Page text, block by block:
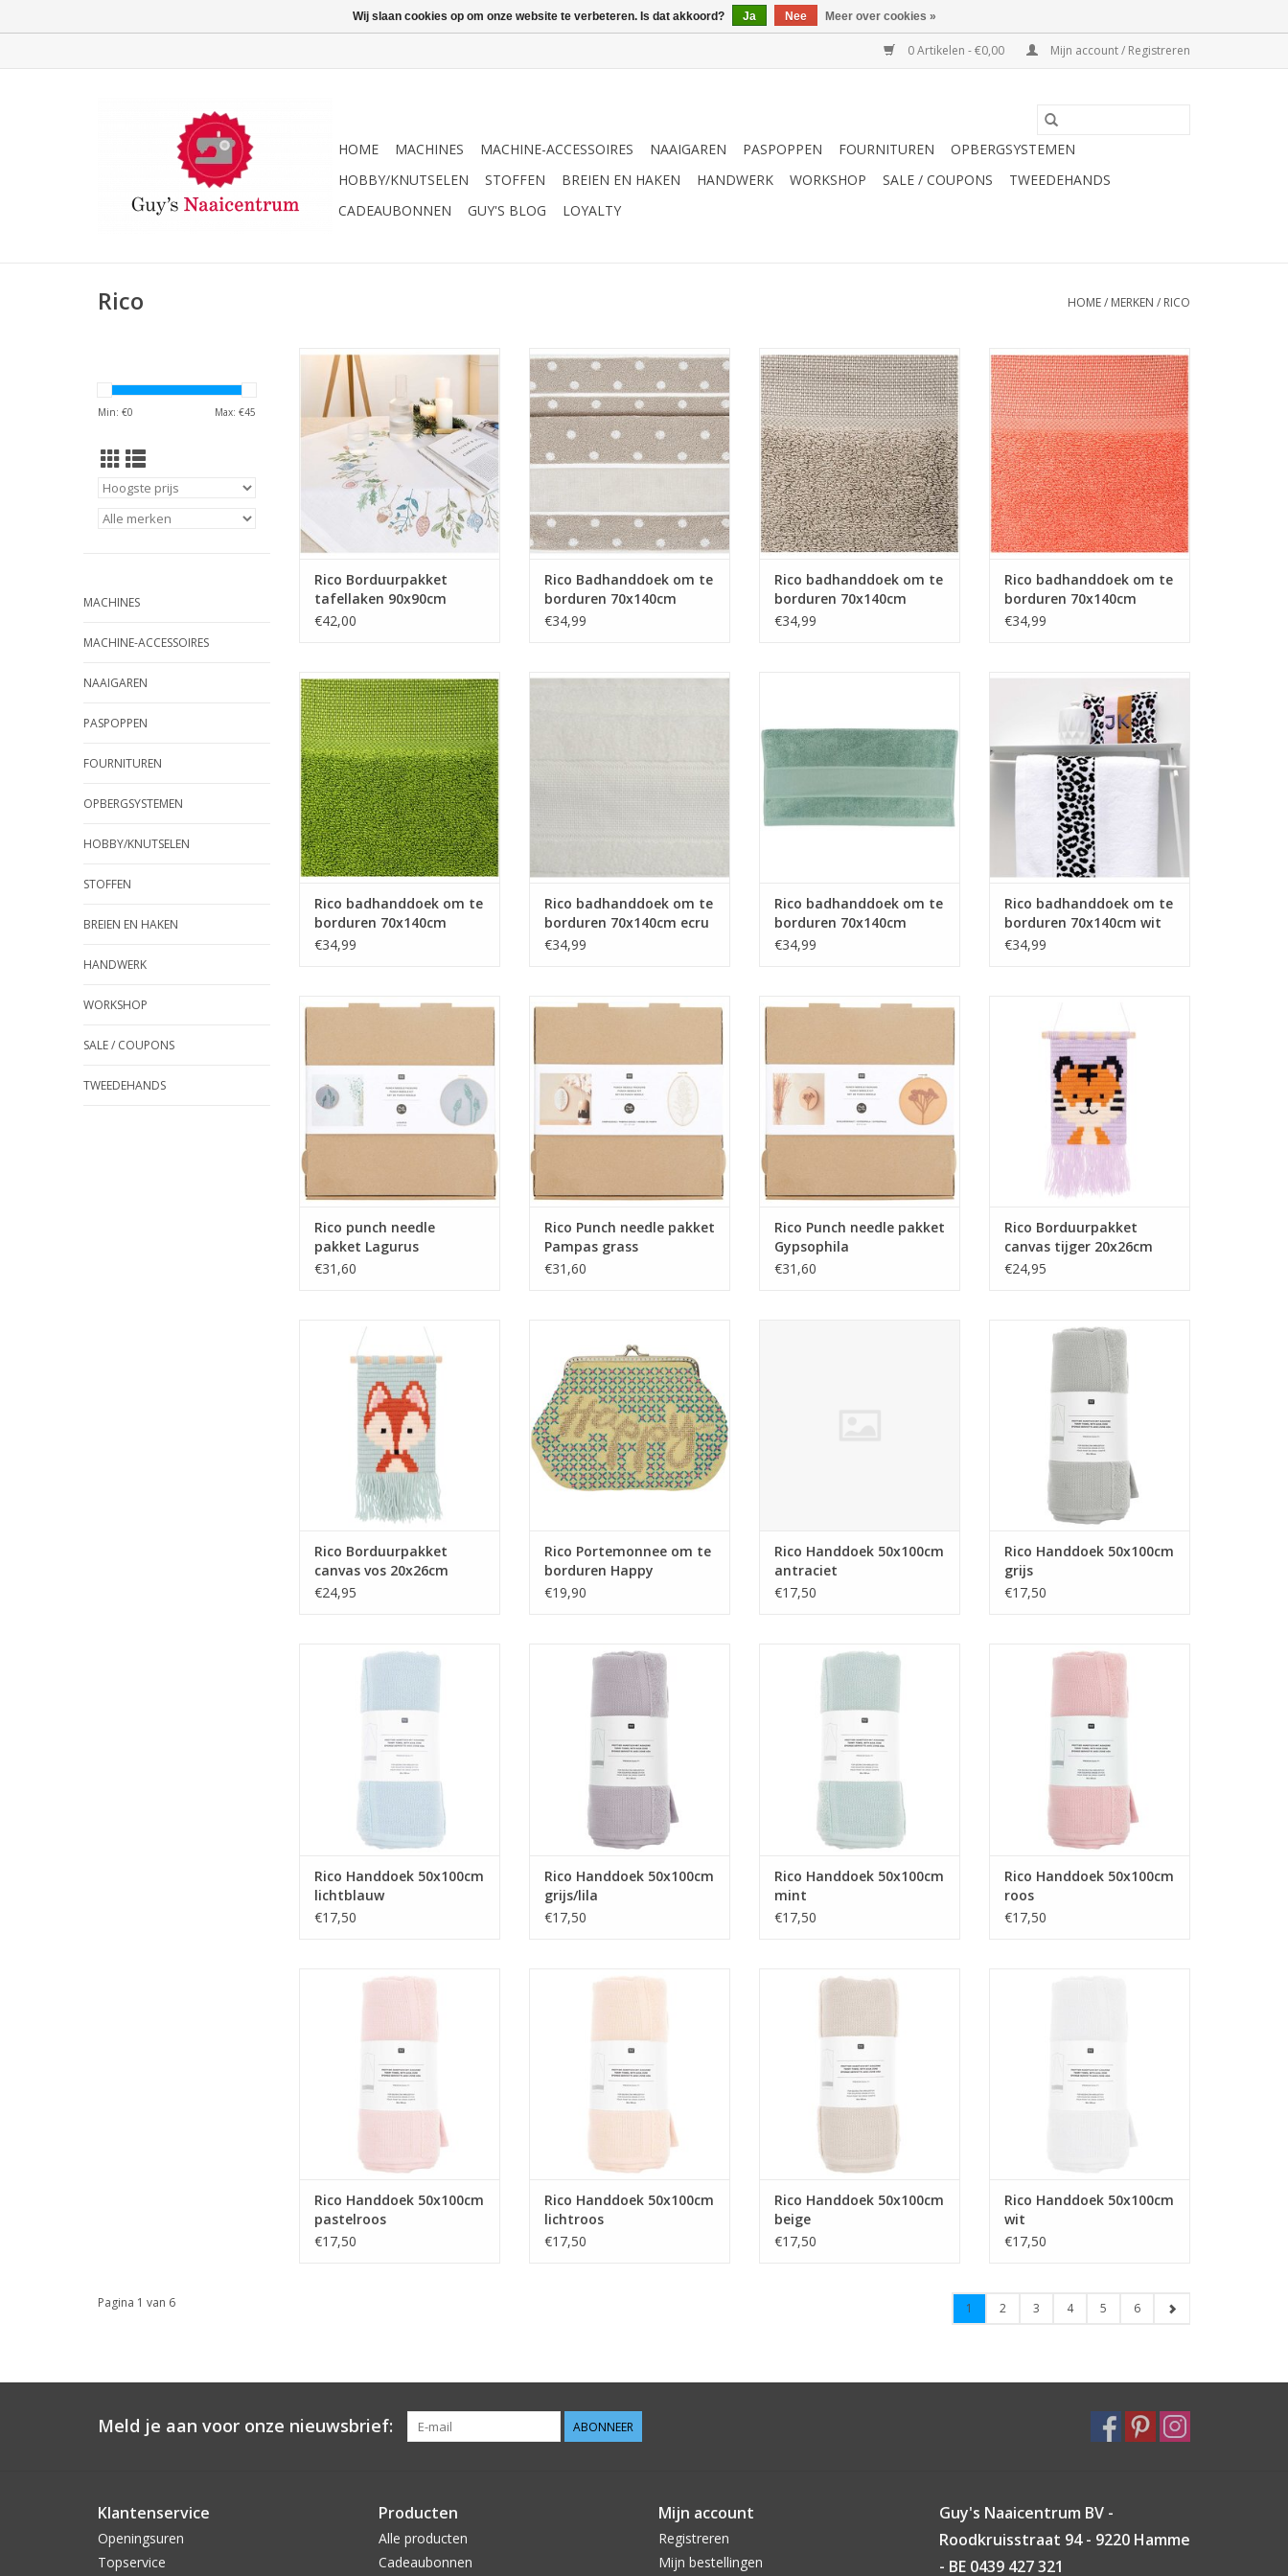
0 Artikelen - €0,00 Mijn account / Registreren
HOME MACHINES MACHINE-ACCESSOIRES NAAIGAREN PASPOPPEN FOURNITUREN
OPBERGSYSTEMEN
HOBBY/KNUTSELEN
STOFFEN BREIEN EN HAKEN HANDWERK WORKSHOP SALE / COUPONS
TWEEDEHANDS
CADEAUBONNEN
GUY'S BLOG LOYALTY
Rico HOME/ MERKEN / RICO
Min: €0 Max: €45
MACHINES
MACHINE-ACCESSOIRES
NAAIGAREN
PASPOPPEN
FOURNITUREN
OPBERGSYSTEMEN
HOBBY/KNUTSELEN
STOFFEN
BREIEN EN HAKEN
HANDWERK
WORKSHOP
SALE / COUPONS
TWEEDEHANDS
Rico Borduurpakket tafellaken
Rico Borduurpakket
tafellaken 90x90cm
€42,00
Rico Badhanddoek om te
borduren 70x140cm beige met
bolletjes
TOEVOEGEN AAN WINKELWAGEN
Rico Badhanddoek om te
borduren 70x140cm
beige met bolletjes
€34,99
Rico badhanddoek om te
borduren 70x140cm beige
Rico badhanddoek om te
borduren 70x140cm
beige
€34,99
Rico badhanddoek om te
borduren 70x140cm koraalkleur
TOEVOEGEN AAN WINKELWAGEN
Rico badhanddoek om te
borduren 70x140cm
koraalkleur
€34,99
Rico badhanddoek om te
borduren 70x140cm groen
TOEVOEGEN AAN WINKELWAGEN
Rico badhanddoek om te
borduren 70x140cm
groen
€34,99
Rico badhanddoek om te
Rico badhanddoek om te
borduren 70x140cm ecru
€34,99
TOEVOEGEN AAN WINKELWAGEN
Rico badhanddoek om te
borduren 70x140cm
muntgroen
€34,99
borduren 70x140cm wit
Rico badhanddoek om te
borduren 70x140cm wit
€34,99
Rico punch needle pakket
Rico punch needle
pakket Lagurus
€31,60
Rico Punch needle pakket
Rico Punch needle pakket
Pampas grass
€31,60
Rico Punch needle pakket
Rico Punch needle pakket
Gypsophila
€31,60
TOEVOEGEN AAN WINKELWAGEN
Rico Borduurpakket
canvas tijger 20x26cm
€24,95
TOEVOEGEN AAN WINKELWAGEN
Rico Borduurpakket
canvas vos 20x26cm
€24,95
borduren Happy
TOEVOEGEN AAN WINKELWAGEN
Rico Portemonnee om te
borduren Happy
€19,90
Rico Handdoek 50x100cm
antraciet
€17,50
Rico Handdoek 50x100cm grijs
TOEVOEGEN AAN WINKELWAGEN
Rico Handdoek 50x100cm
grijs
€17,50
Rico Handdoek 50x100cm
Rico Handdoek 50x100cm
lichtblauw
€17,50
Rico Handdoek 50x100cm
grijs/lila
TOEVOEGEN AAN WINKELWAGEN
Rico Handdoek 50x100cm
grijs/lila
€17,50
Rico Handdoek 50x100cm mint
Rico Handdoek 50x100cm
mint
€17,50
Rico Handdoek 50x100cm roos
Rico Handdoek 50x100cm
roos
€17,50
Rico Handdoek 50x100cm
Rico Handdoek 50x100cm
pastelroos
€17,50
Rico Handdoek 50x100cm
Rico Handdoek 50x100cm
lichtroos
€17,50
Rico Handdoek 50x100cm beige
Rico Handdoek 50x100cm
beige
€17,50
Rico Handdoek 50x100cm
wit
€17,50
Pagina 1 van 6 1 2 3 4 5 6
Meld je aan voor onze nieuwsbrief: ABONNEER
Klantenservice
Openingsuren
Topservice
Producten
Alle producten
Cadeaubonnen
Mijn account
Registreren
Mijn bestellingen
Guy's Naaicentrum BV -
Roodkruisstraat 94 - 9220 Hamme
- BE 0439 427 321
Wij slaan cookies op om onze website te verbeteren. Is dat akkoord? Ja Nee Meer over cookies »